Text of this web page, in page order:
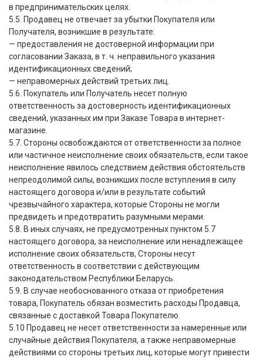
в предпринимательских целях.
5.5. Продавец не отвечает за убытки Покупателя или
Получателя, возникшие в результате:
— предоставления не достоверной информации при
согласовании Заказа, в т. ч. неправильного указания
идентификационных сведений;
— неправомерных действий третьих лиц.
5.6. Покупатель или Получатель несет полную
ответственность за достоверность идентификационных
сведений, указанных им при Заказе Товара в интернет-
магазине.
5.7. Стороны освобождаются от ответственности за полное
или частичное неисполнение своих обязательств, если такое
неисполнение явилось следствием действия обстоятельств
непреодолимой силы, возникших после вступления в силу
настоящего договора и/или в результате событий
чрезвычайного характера, которые Стороны не могли
предвидеть и предотвратить разумными мерами.
5.8. В иных случаях, не предусмотренных пунктом 5.7
настоящего договора, за неисполнение или ненадлежащее
исполнение своих обязательств, Стороны несут
ответственность в соответствии с действующим
законодательством Республики Беларусь.
5.9. В случае необоснованного отказа от приобретения
товара, Покупатель обязан возместить расходы Продавца,
связанные с доставкой Товара Покупателю.
5.10 Продавец не несет ответственности за намеренные или
случайные действия Покупателя, а также неправомерные
действиями со стороны третьих лиц, которые могут привести